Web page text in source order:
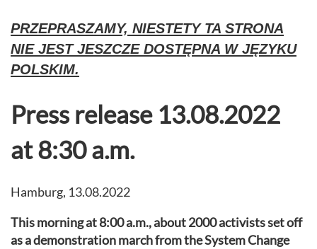
PRZEPRASZAMY, NIESTETY TA STRONA
NIE JEST JESZCZE DOSTĘPNA W JĘZYKU
POLSKIM.
Press release 13.08.2022
at 8:30 a.m.
Hamburg, 13.08.2022
This morning at 8:00 a.m., about 2000 activists set off
as a demonstration march from the System Change